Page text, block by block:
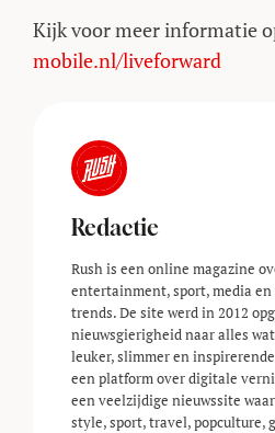
Kijk voor meer informatie
mobile.nl/liveforward
Redactie
Rush is een online magazine
entertainment, sport, media
trends. De site werd in 2012
nieuwsgierigheid naar alles
leuker, slimmer en
een platform over digitale
een veelzijdige nieuwssite
style, sport, travel, popculture,